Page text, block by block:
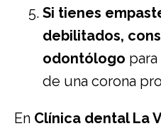
Si tienes
debilitados,
odontólogo
de una corona
En Clínica dental La